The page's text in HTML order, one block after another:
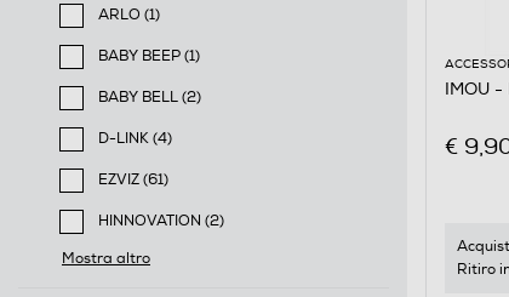
ARLO (1)
Filtra per Marca: ARLO
BABY BEEP (1)
Filtra per Marca: BABY BEEP
BABY BELL (2)
Filtra per Marca: BABY BELL
D-LINK (4)
Filtra per Marca: D-LINK
EZVIZ (61)
Filtra per Marca: EZVIZ
HINNOVATION (2)
Filtra per Marca: HINNOVATION
Mostra altro
IMOU -
€
Ritiro